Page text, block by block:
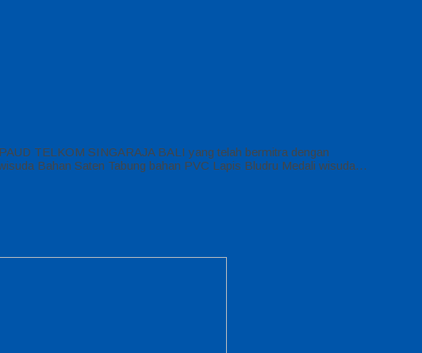
TELKOM SINGARAJA BALI yang telah bermitra dengan
Bahan Saten Tabung bahan PVC Lapis Bludru Medali wisuda…